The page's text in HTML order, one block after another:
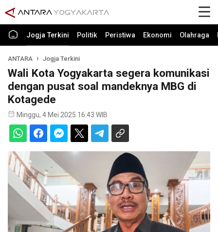
Jogja Terkini Politik Peristiwa Ekonomi Olahraga
ANTARA Jogja Terkini
Wali Kota Yogyakarta segera komunikasi
dengan pusat soal mandeknya MBG di
Kotagede
Minggu, 4 Mei 2025 16:43 WIB